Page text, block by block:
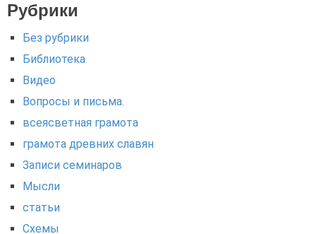
Рубрики
Без рубрики
Библиотека
Видео
Вопросы и письма.
всеясветная грамота
грамота древних славян
Записи семинаров
Мысли
статьи
Схемы